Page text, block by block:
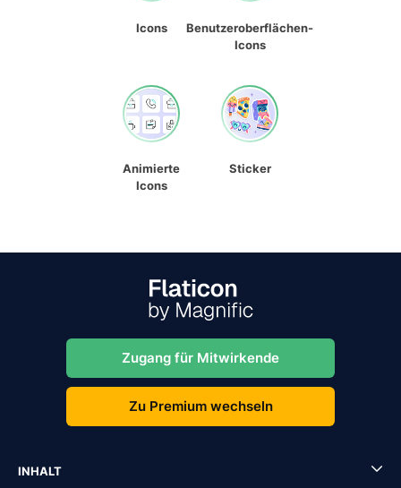
Icons
Benutzeroberflächen-
Icons
Animierte
Icons
Sticker
Zugang für Mitwirkende
Zu Premium wechseln
INHALT